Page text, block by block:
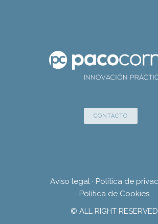
CONTACTO
Aviso legal · Política de
Política de Cookies
© ALL RIGHT RESERVED